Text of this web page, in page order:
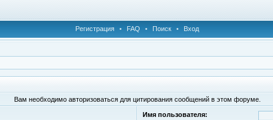
Регистрация • FAQ • Поиск • Вход
Вам необходимо авторизоваться для цитирования сообщений в этом форуме.
Имя пользователя: